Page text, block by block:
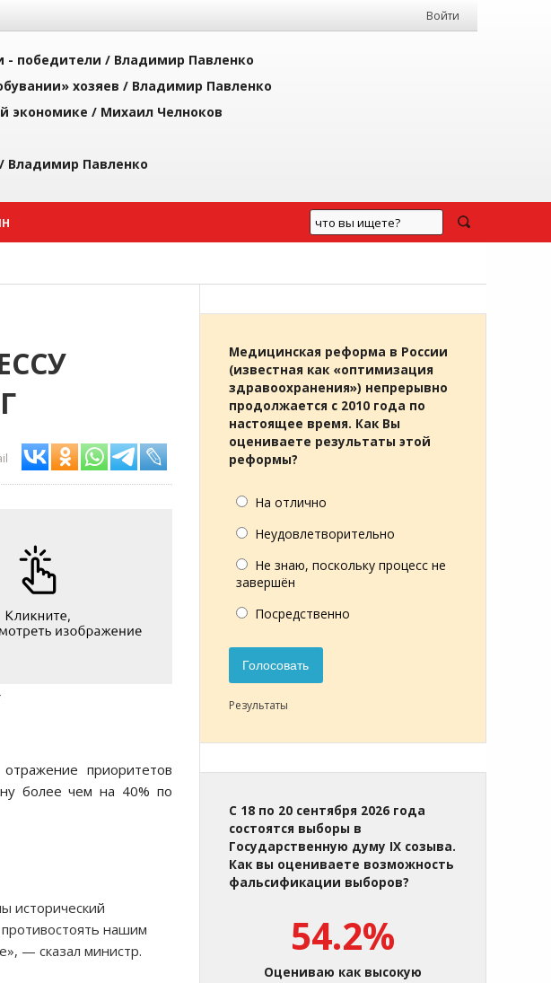
Войти
- победители / Владимир Павленко
хозяев / Владимир Павленко
экономике / Михаил Челноков
Владимир Павленко
приоритетов
более чем на 40% по
исторический
нашим
— сказал министр.
Медицинская реформа в России
(известная как «оптимизация
здравоохранения») непрерывно
продолжается с 2010 года по
настоящее время. Как Вы
оцениваете результаты этой
реформы?
На отлично
Неудовлетворительно
Не знаю, поскольку процесс не
завершён
Посредственно
Голосовать
Результаты
С 18 по 20 сентября 2026 года
состоятся выборы в
Государственную думу IX созыва.
Как вы оцениваете возможность
фальсификации выборов?
54.2%
Оцениваю как высокую